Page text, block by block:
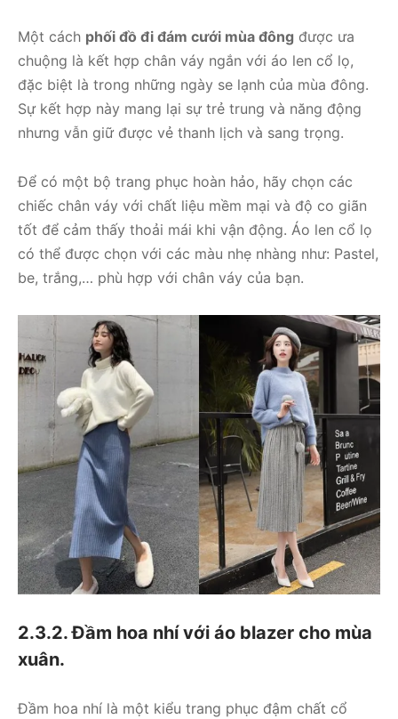
Một cách phối đồ đi đám cưới mùa đông được ưa
chuộng là kết hợp chân váy ngắn với áo len cổ lọ,
đặc biệt là trong những ngày se lạnh của mùa đông.
Sự kết hợp này mang lại sự trẻ trung và năng động
nhưng vẫn giữ được vẻ thanh lịch và sang trọng.
Để có một bộ trang phục hoàn hảo, hãy chọn các
chiếc chân váy với chất liệu mềm mại và độ co giãn
tốt để cảm thấy thoải mái khi vận động. Áo len cổ lọ
có thể được chọn với các màu nhẹ nhàng như: Pastel,
be, trắng,… phù hợp với chân váy của bạn.
2.3.2. Đầm hoa nhí với áo blazer cho mùa
xuân.
Đầm hoa nhí là một kiểu trang phục đậm chất cổ